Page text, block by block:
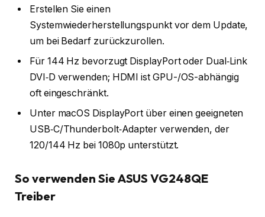
Erstellen Sie einen
Systemwiederherstellungspunkt vor dem Update,
um bei Bedarf zurückzurollen.
Für 144 Hz bevorzugt DisplayPort oder Dual‑Link
DVI‑D verwenden; HDMI ist GPU-/OS-abhängig
oft eingeschränkt.
Unter macOS DisplayPort über einen geeigneten
USB‑C/Thunderbolt‑Adapter verwenden, der
120/144 Hz bei 1080p unterstützt.
So verwenden Sie ASUS VG248QE
Treiber